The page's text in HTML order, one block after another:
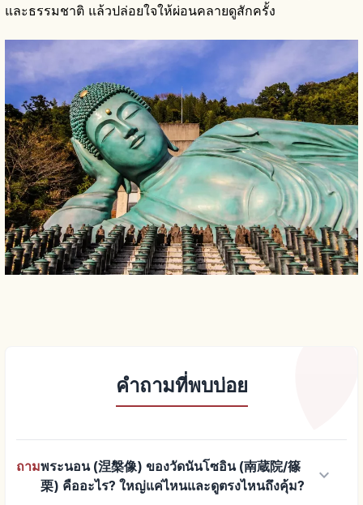
และธรรมชาติ แล้วปล่อยใจให้ผ่อนคลายดูสักครั้ง
คำถามที่พบบ่อย
ถามพระนอน (涅槃像) ของวัดนันโซอิน (南蔵院/篠
栗) คืออะไร? ใหญ่แค่ไหนและดูตรงไหนถึงคุ้ม?
keyboard_arrow_down